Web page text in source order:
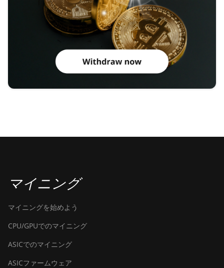
マイニング
マイニングを始めよう
CPU/GPUでのマイニング
ASICでのマイニング
ASICファームウェア